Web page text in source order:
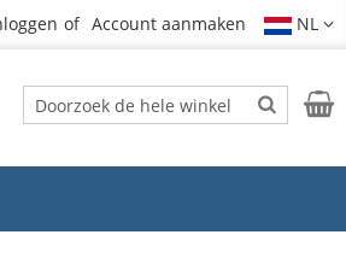
Account aanmaken NL
Zoek
Zoek